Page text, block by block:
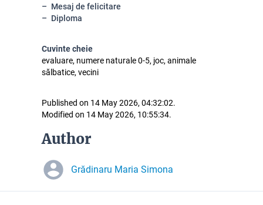
Mesaj de felicitare
Diploma
Cuvinte cheie
evaluare, numere naturale 0-5, joc, animale
sălbatice, vecini
Published on 14 May 2026, 04:32:02.
Modified on 14 May 2026, 10:55:34.
Author
Grădinaru Maria Simona